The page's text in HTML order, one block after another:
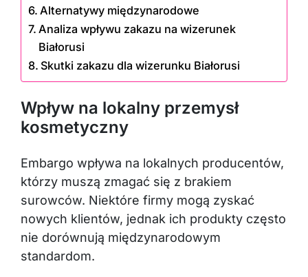
Alternatywy międzynarodowe
Analiza wpływu zakazu na wizerunek
Białorusi
Skutki zakazu dla wizerunku Białorusi
Wpływ na lokalny przemysł
kosmetyczny
Embargo wpływa na lokalnych producentów,
którzy muszą zmagać się z brakiem
surowców. Niektóre firmy mogą zyskać
nowych klientów, jednak ich produkty często
nie dorównują międzynarodowym
standardom.